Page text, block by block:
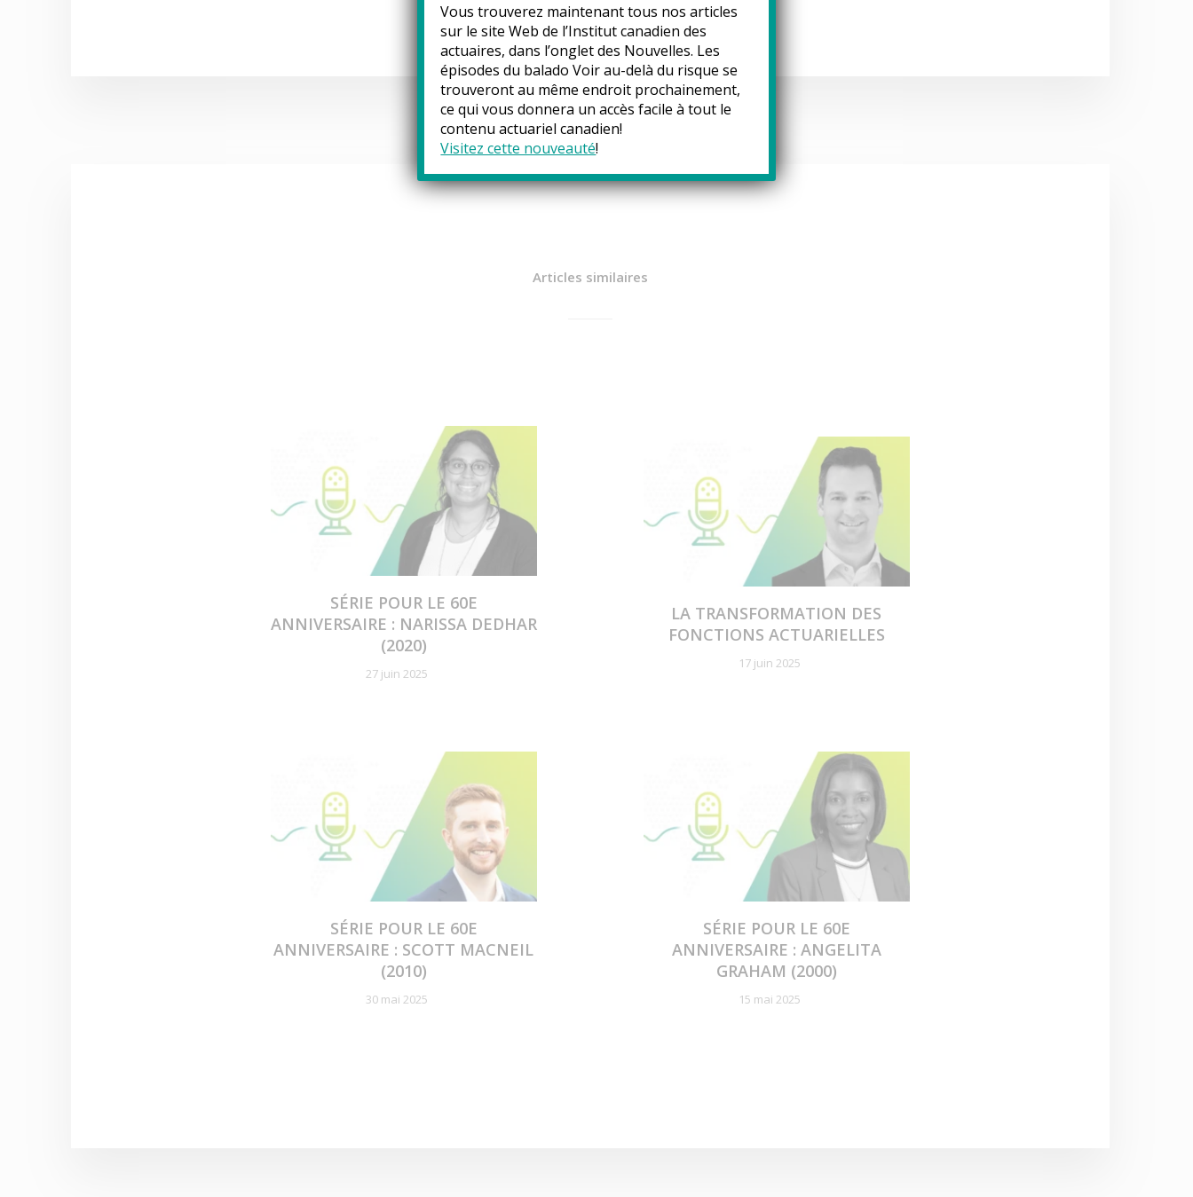
Articles similaires
SÉRIE POUR LE 60E
ANNIVERSAIRE : NARISSA DEDHAR
(2020)
27 juin 2025
LA TRANSFORMATION DES
FONCTIONS ACTUARIELLES
17 juin 2025
SÉRIE POUR LE 60E
ANNIVERSAIRE : SCOTT MACNEIL
(2010)
30 mai 2025
SÉRIE POUR LE 60E
ANNIVERSAIRE : ANGELITA
GRAHAM (2000)
15 mai 2025
Vous trouverez maintenant tous nos articles
sur le site Web de l’Institut canadien des
actuaires, dans l’onglet des Nouvelles. Les
épisodes du balado Voir au-delà du risque se
trouveront au même endroit prochainement,
ce qui vous donnera un accès facile à tout le
contenu actuariel canadien!
Visitez cette nouveauté!